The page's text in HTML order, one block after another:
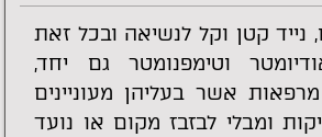
נייד קטן וקל לנשיאה ובכל זאת
וטימפנומטר גם יחד,
אשר בעליהן מעוניינים
ומבלי לבזבז מקום או נועד